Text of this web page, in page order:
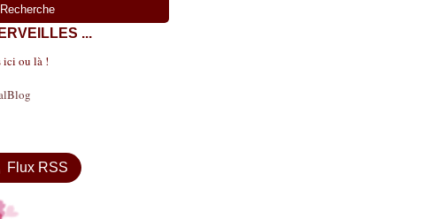
...
ici ou là !
Flux RSS